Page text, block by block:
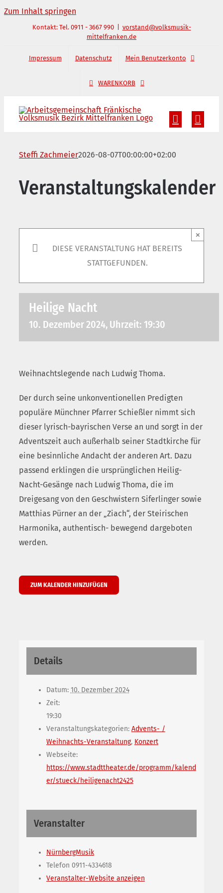
Zum Inhalt springen
Kontakt: Tel. 0911 - 3667 990
vorstand@volksmusik-
mittelfranken.de
Impressum Datenschutz Mein Benutzerkonto
WARENKORB
Steffi Zachmeier2026-08-07T00:00:00+02:00
Veranstaltungskalender
DIESE VERANSTALTUNG HAT BEREITS
STATTGEFUNDEN.
×
Heilige Nacht
10. Dezember 2024, Uhrzeit: 19:30
Weihnachtslegende nach Ludwig Thoma.
Der durch seine unkonventionellen Predigten
populäre Münchner Pfarrer Schießler nimmt sich
dieser lyrisch-bayrischen Verse an und sorgt in der
Adventszeit auch außerhalb seiner Stadtkirche für
eine besinnliche Andacht der anderen Art. Dazu
passend erklingen die ursprünglichen Heilig-
Nacht-Gesänge nach Ludwig Thoma, die im
Dreigesang von den Geschwistern Siferlinger sowie
Matthias Pürner an der „Ziach“, der Steirischen
Harmonika, authentisch- bewegend dargeboten
werden.
ZUM KALENDER HINZUFÜGEN
Details
Datum: 10. Dezember 2024
Zeit:
19:30
Veranstaltungskategorien: Advents- /
Weihnachts-Veranstaltung, Konzert
Webseite:
https://www.stadttheater.de/programm/kalend
er/stueck/heiligenacht2425
Veranstalter
NürnbergMusik
Telefon 0911-4334618
Veranstalter-Website anzeigen